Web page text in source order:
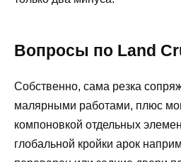
Вопросы по Land
Собственно, сама резка
малярными работами, плюс
компоновкой отдельных
глобальной кройки арок